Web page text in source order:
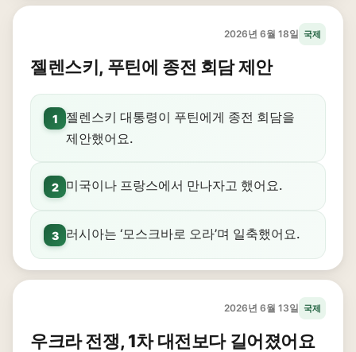
2026년 6월 18일 국제
젤렌스키, 푸틴에 종전 회담 제안
1
젤렌스키 대통령이 푸틴에게 종전 회담을
제안했어요.
2 미국이나 프랑스에서 만나자고 했어요.
3 러시아는 ‘모스크바로 오라’며 일축했어요.
2026년 6월 13일 국제
우크라 전쟁, 1차 대전보다 길어졌어요